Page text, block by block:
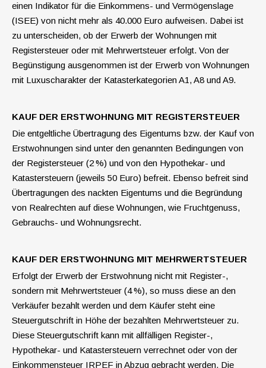
einen Indikator für die Einkommens- und Vermögenslage
(ISEE) von nicht mehr als 40.000 Euro aufweisen. Dabei ist
zu unterscheiden, ob der Erwerb der Wohnungen mit
Registersteuer oder mit Mehrwertsteuer erfolgt. Von der
Begünstigung ausgenommen ist der Erwerb von Wohnungen
mit Luxuscharakter der Katasterkategorien A1, A8 und A9.
KAUF DER ERSTWOHNUNG MIT REGISTERSTEUER
Die entgeltliche Übertragung des Eigentums bzw. der Kauf von
Erstwohnungen sind unter den genannten Bedingungen von
der Registersteuer (2 %) und von den Hypothekar- und
Katastersteuern (jeweils 50 Euro) befreit. Ebenso befreit sind
Übertragungen des nackten Eigentums und die Begründung
von Realrechten auf diese Wohnungen, wie Fruchtgenuss,
Gebrauchs- und Wohnungsrecht.
KAUF DER ERSTWOHNUNG MIT MEHRWERTSTEUER
Erfolgt der Erwerb der Erstwohnung nicht mit Register-,
sondern mit Mehrwertsteuer (4 %), so muss diese an den
Verkäufer bezahlt werden und dem Käufer steht eine
Steuergutschrift in Höhe der bezahlten Mehrwertsteuer zu.
Diese Steuergutschrift kann mit allfälligen Register-,
Hypothekar- und Katastersteuern verrechnet oder von der
Einkommensteuer IRPEF in Abzug gebracht werden. Die